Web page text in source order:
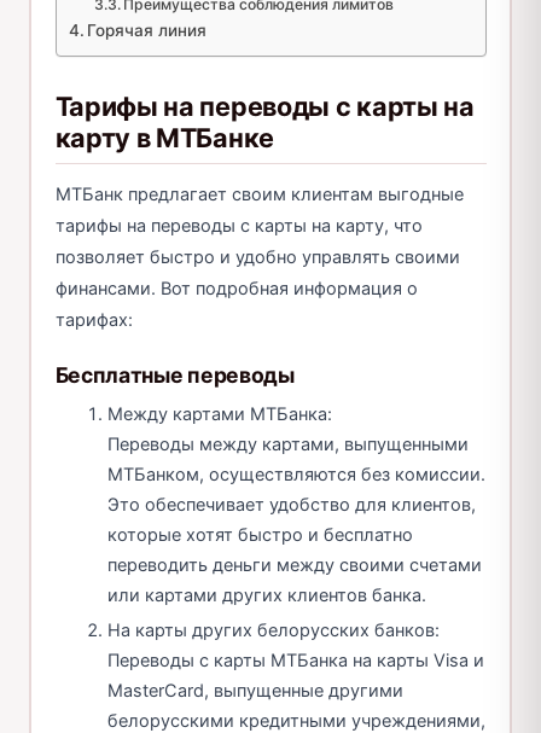
Преимущества соблюдения лимитов
Горячая линия
Тарифы на переводы с карты на
карту в МТБанке
МТБанк предлагает своим клиентам выгодные
тарифы на переводы с карты на карту, что
позволяет быстро и удобно управлять своими
финансами. Вот подробная информация о
тарифах:
Бесплатные переводы
Между картами МТБанка:
Переводы между картами, выпущенными
МТБанком, осуществляются без комиссии.
Это обеспечивает удобство для клиентов,
которые хотят быстро и бесплатно
переводить деньги между своими счетами
или картами других клиентов банка.
На карты других белорусских банков:
Переводы с карты МТБанка на карты Visa и
MasterCard, выпущенные другими
белорусскими кредитными учреждениями,